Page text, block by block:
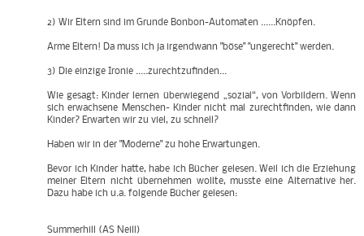
2) Wir Eltern sind im Grunde Bonbon-Automaten ......Knöpfen.
Arme Eltern! Da muss ich ja irgendwann "böse" "ungerecht" werden.
3) Die einzige Ironie .....zurechtzufinden...
Wie gesagt: Kinder lernen überwiegend „sozial“, von Vorbildern. Wenn
sich erwachsene Menschen- Kinder nicht mal zurechtfinden, wie dann
Kinder? Erwarten wir zu viel, zu schnell?
Haben wir in der "Moderne" zu hohe Erwartungen.
Bevor ich Kinder hatte, habe ich Bücher gelesen. Weil ich die Erziehung
meiner Eltern nicht übernehmen wollte, musste eine Alternative her.
Dazu habe ich u.a. folgende Bücher gelesen:
Summerhill (AS Neill)